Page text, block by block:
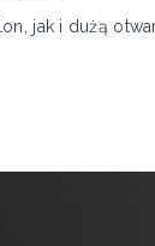
jak i dużą